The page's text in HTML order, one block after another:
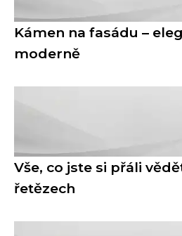
Kámen na fasádu –
moderně
Vše, co jste si přáli
řetězech